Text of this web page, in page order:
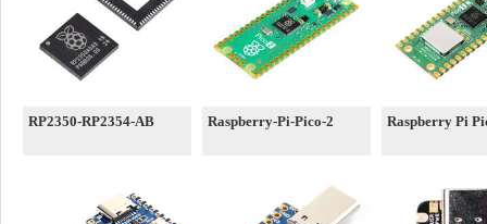
RP2350-RP2354-AB Raspberry-Pi-Pico-2 Raspberry Pi